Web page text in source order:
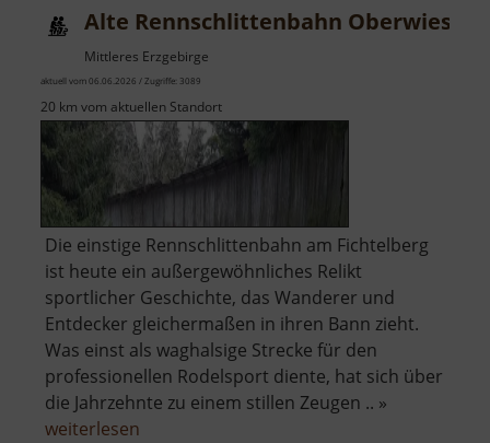
Alte Rennschlittenbahn
Mittleres Erzgebirge
aktuell vom 06.06.2026 / Zugriffe: 3089
20 km vom aktuellen Standort
Die einstige Rennschlittenbahn am Fichtelberg
ist heute ein außergewöhnliches Relikt
sportlicher Geschichte, das Wanderer und
Entdecker gleichermaßen in ihren Bann zieht.
Was einst als waghalsige Strecke für den
professionellen Rodelsport diente, hat sich über
die Jahrzehnte zu einem stillen Zeugen .. »
weiterlesen